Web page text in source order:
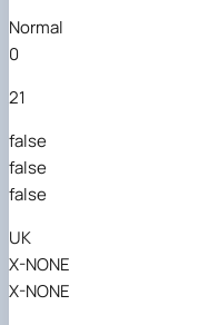
Normal
0
21
false
false
false
UK
X-NONE
X-NONE